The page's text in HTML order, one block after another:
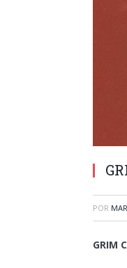
POR
GRIM